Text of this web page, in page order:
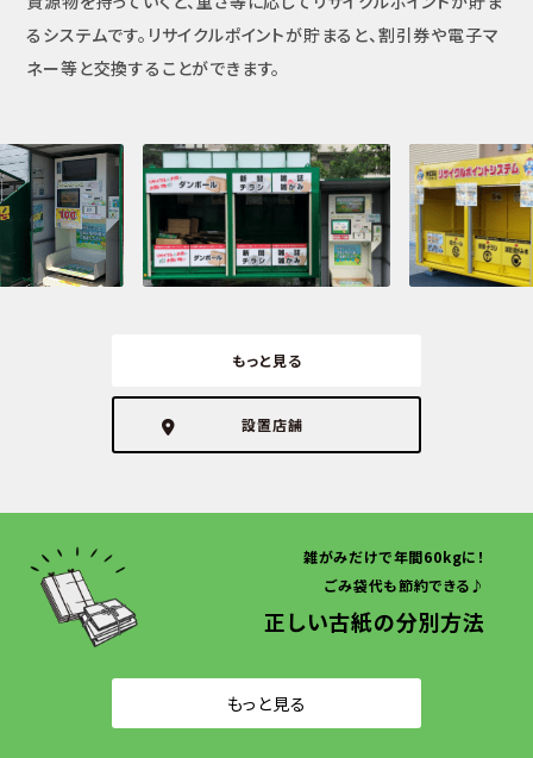
るシステムです。 リサイクルポイントが貯まると、割引券や電子マ
ネー等と交換することができます。
もっと見る
設置店舗
雑がみだけで年間60kgに！
ごみ袋代も節約できる♪
正しい古紙の分別方法
もっと見る